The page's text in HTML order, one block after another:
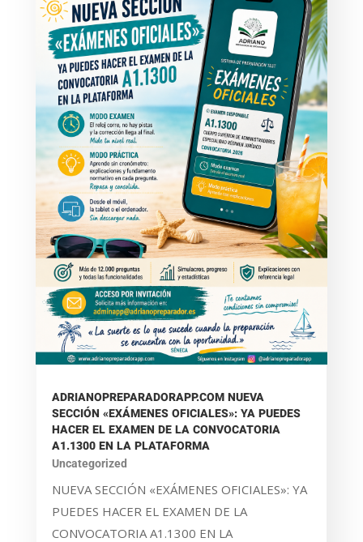
ADRIANOPREPARADORAPP.COM NUEVA
SECCIÓN «EXÁMENES OFICIALES»: YA PUEDES
HACER EL EXAMEN DE LA CONVOCATORIA
A1.1300 EN LA PLATAFORMA
Uncategorized
NUEVA SECCIÓN «EXÁMENES OFICIALES»: YA
PUEDES HACER EL EXAMEN DE LA
CONVOCATORIA A1.1300 EN LA